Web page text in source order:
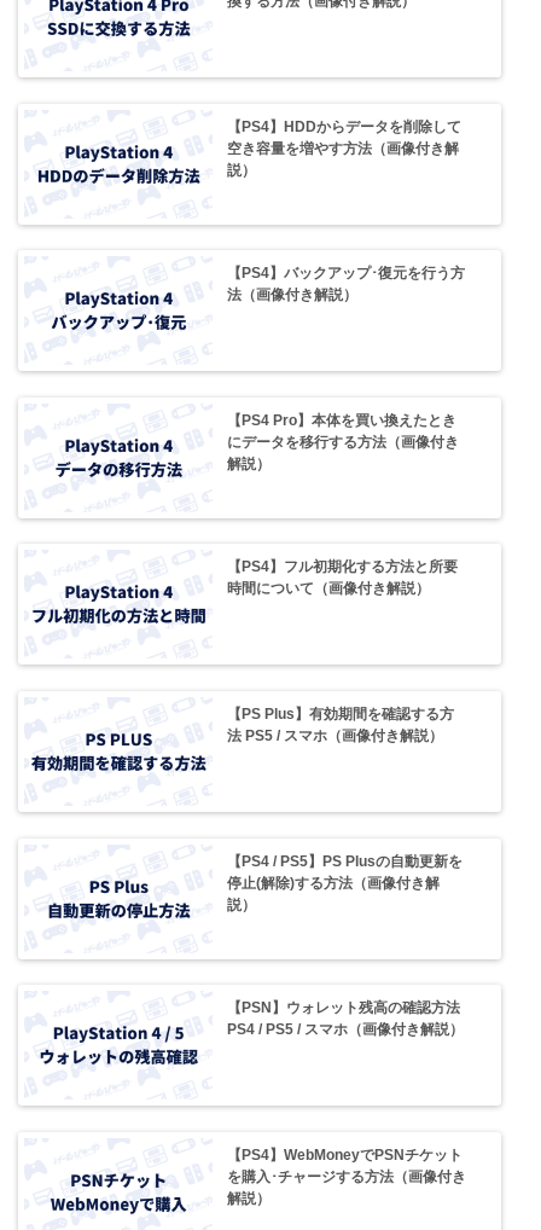
【PS4】HDDからデータを削除して
空き容量を増やす方法（画像付き解
説）
【PS4】バックアップ･復元を行う方
法（画像付き解説）
【PS4 Pro】本体を買い換えたとき
にデータを移行する方法（画像付き
解説）
【PS4】フル初期化する方法と所要
時間について（画像付き解説）
【PS Plus】有効期間を確認する方
法 PS5 / スマホ（画像付き解説）
【PS4 / PS5】PS Plusの自動更新を
停止(解除)する方法（画像付き解
説）
【PSN】ウォレット残高の確認方法
PS4 / PS5 / スマホ（画像付き解説）
【PS4】WebMoneyでPSNチケット
を購入･チャージする方法（画像付き
解説）